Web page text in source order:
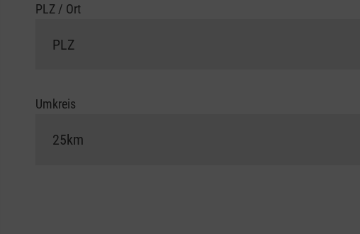
PLZ / Ort
Umkreis